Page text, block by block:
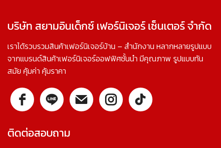
บริษัท สยามอินเด็กซ์ เฟอร์นิเจอร์ เซ็นเตอร์ จำกัด
เราได้รวบรวมสินค้าเฟอร์นิเจอร์บ้าน – สำนักงาน หลากหลายรูปแบบ
จากแบรนด์สินค้าเฟอร์นิเจอร์ออฟฟิศชั้นนำ มีคุณภาพ รูปแบบทัน
สมัย คุ้มค่า คุ้มราคา
ติดต่อสอบถาม